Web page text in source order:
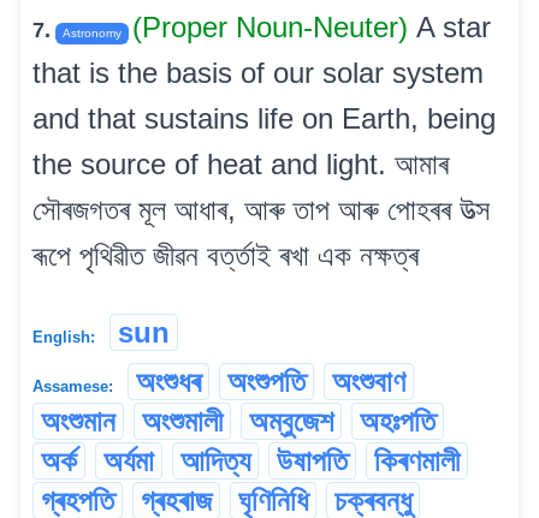
7. Astronomy (Proper Noun-Neuter) A star
that is the basis of our solar system
and that sustains life on Earth, being
the source of heat and light. আমাৰ
সৌৰজগতৰ মূল আধাৰ, আৰু তাপ আৰু পোহৰৰ উত্স
ৰূপে পৃথিৱীত জীৱন বৰ্ত্তাই ৰখা এক নক্ষত্ৰ
English: sun
Assamese: অংশুধৰ অংশুপতি
অংশুবাণ
অংশুমান
অংশুমালী অম্বুজেশ
অহঃপতি
অৰ্ক
অৰ্যমা আদিত্য উষাপতি
কিৰণমালী
গ্ৰহপতি
গ্ৰহৰাজ ঘৃণিনিধি
চক্ৰবন্ধু